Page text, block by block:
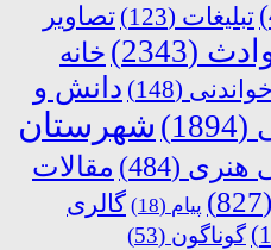
تبلیغات (123)
تصاویر
(2343)
خانه
خواندنی (148)
دانش و
(1894)
شهرستان
هنری (484)
مقالات
(827) پیام (18)
گالری
گوناگون (53)